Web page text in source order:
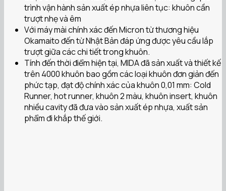
trình vận hành sản xuất ép nhựa liên tục: khuôn cần
trượt nhẹ và êm
Với máy mài chính xác đến Micron từ thương hiệu
Okamaito đến từ Nhật Bản đáp ứng được yêu cầu lắp
trượt giữa các chi tiết trong khuôn.
Tính đến thời điểm hiện tại, MIDA đã sản xuất và thiết kế
trên 4000 khuôn bao gồm các loại khuôn đơn giản đến
phức tạp, đạt độ chính xác của khuôn 0,01 mm: Cold
Runner, hot runner, khuôn 2 màu, khuôn insert, khuôn
nhiều cavity đã đưa vào sản xuất ép nhựa, xuất sản
phẩm đi khắp thế giới.